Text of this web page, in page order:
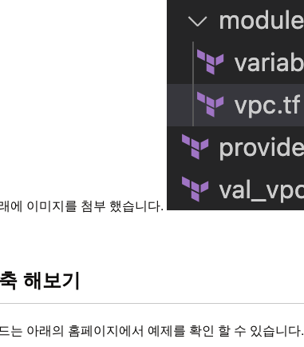
에 이미지를 첨부 했습니다.
해보기
는 아래의 홈페이지에서 예제를 확인 할 수 있습니다.